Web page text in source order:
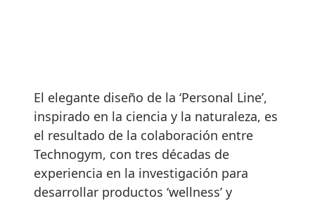
El elegante diseño de la ‘Personal Line’,
inspirado en la ciencia y la naturaleza, es
el resultado de la colaboración entre
Technogym, con tres décadas de
experiencia en la investigación para
desarrollar productos ‘wellness’ y